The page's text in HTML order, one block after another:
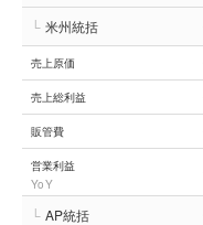
└ 米州統括
売上原価
売上総利益
販管費
営業利益
YoY
└ AP統括